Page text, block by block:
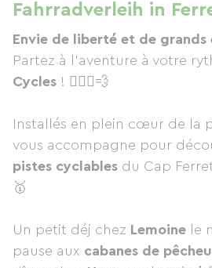
Fahrradverleih in
Envie de liberté et de grands
Partez à l’aventure à votre
Cycles ! 🚴🏻‍♀️💨
Installés en plein cœur de la
vous accompagne pour
pistes cyclables du Cap
🥇
Un petit déj chez Lemoine le
pause aux cabanes de